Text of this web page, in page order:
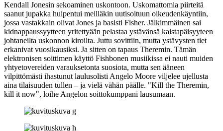
Kendall Jonesin sekoaminen uskontoon. Uskomattomia piirteitä
saanut jupakka huipentui meilläkin uutisoituun oikeudenkäyntiin,
jossa vastakkain olivat Jones ja basisti Fisher. Jälkimmäinen sai
kidnappaussyytteen yritettyään pelastaa ystävänsä kaistapäisyyteen
johtaneilta uskonnon kiroilta. Juttu sovittiin, mutta ystävysten tiet
erkanivat vuosikausiksi. Ja sitten on tapaus Theremin. Tämän
elektronisen soittimen käyttö Fishbonen musiikissa ei nauti muiden
yhtyetovereiden varauksetonta suosiota, mutta sen ääneen
vilpittömästi ihastunut laulusolisti Angelo Moore viljelee ujellusta
aina tilaisuuden tullen – ja vielä vähän päälle. "Kill the Theremin,
kill it now", loihe Angelon soittokumppani lausumaan.